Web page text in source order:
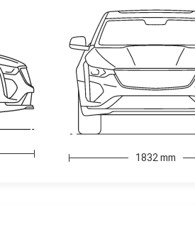
1832 mm